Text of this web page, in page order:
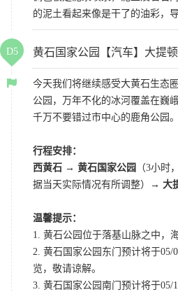
的泥土看起来像是干了的油彩，
D5 黄石国家公园【汽车】大提
今天我们将继续感受大黄石生态
公园，万年不化的冰河覆盖在巍
千万不要错过市中心的鹿角公园
行程安排：
西黄石 → 黄石国家公园
（3小时
据当天实际情况有所调整）→ 大
温馨提示：
1. 黄石公园位于落基山脉之中，
2. 黄石国家公园东门预计将于
览，敬请谅解。
3. 黄石国家公园南门预计将于05/